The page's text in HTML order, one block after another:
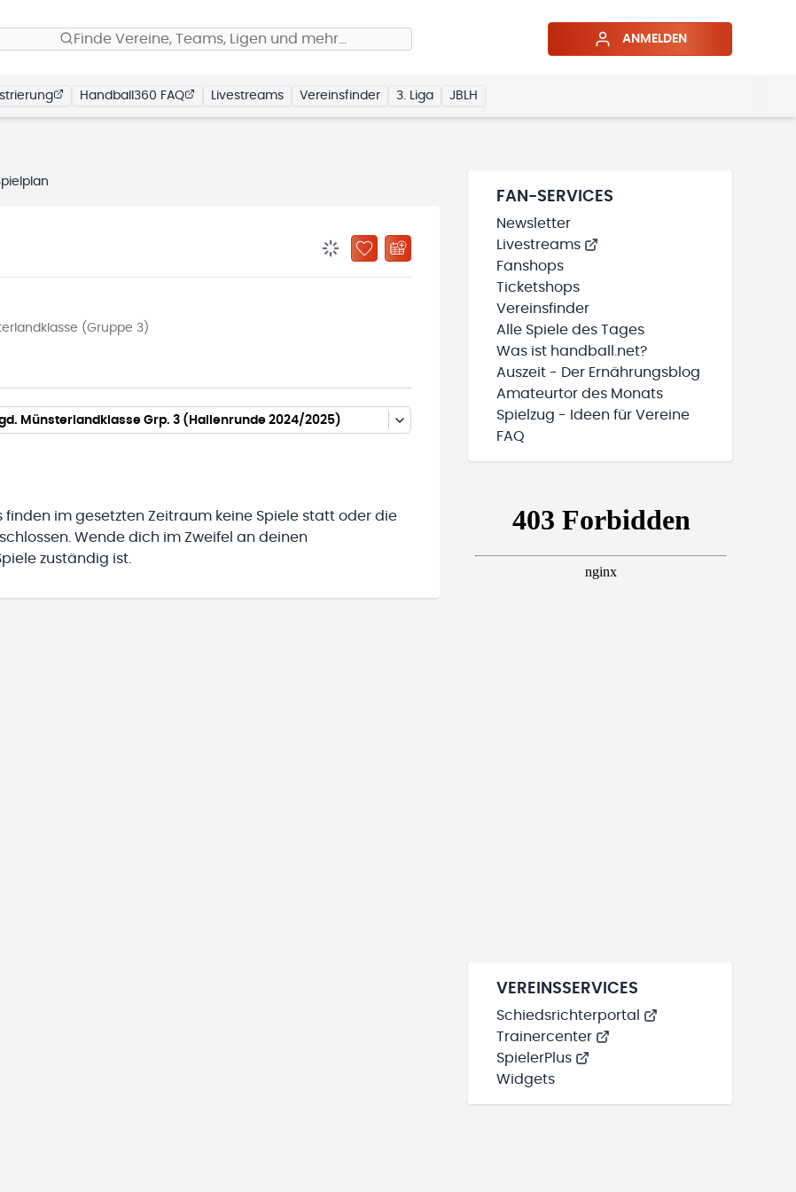
Finde Vereine, Teams, Ligen und mehr… ANMELDEN
Handball360 FAQ Livestreams Vereinsfinder 3. Liga JBLH
BENACHRICHTIGUNGSSTATUS WIRD GELADEN
ZU „MEINE TEAMS“ HINZUFÜGEN
(Gruppe 3)
Münsterlandklasse Grp. 3 (Hallenrunde 2024/2025)
finden im gesetzten Zeitraum keine Spiele statt oder die
Wende dich im Zweifel an deinen
zuständig ist.
FAN-SERVICES
Newsletter
Livestreams
Fanshops
Ticketshops
Vereinsfinder
Alle Spiele des Tages
Was ist handball.net?
Auszeit - Der Ernährungsblog
Amateurtor des Monats
Spielzug - Ideen für Vereine
FAQ
VEREINSSERVICES
Schiedsrichterportal
Trainercenter
SpielerPlus
Widgets